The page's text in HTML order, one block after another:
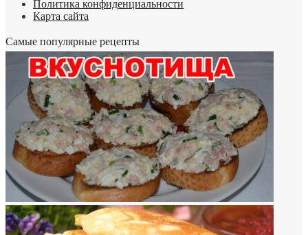
Политика конфиденциальности
Карта сайта
Самые популярные рецепты